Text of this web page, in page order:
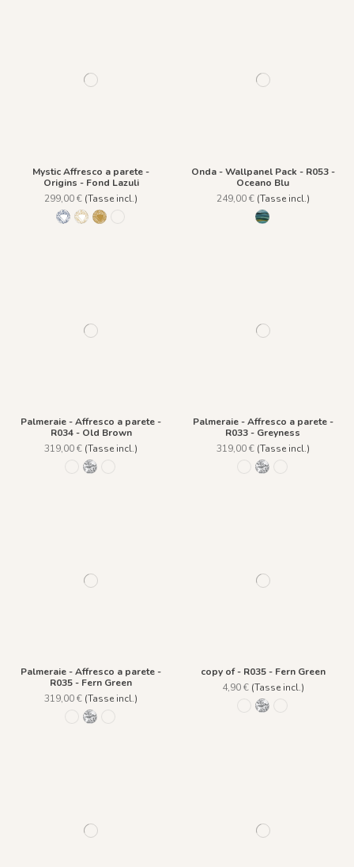
Mystic Affresco a parete -
Origins - Fond Lazuli
299,00 € (Tasse incl.)
LazuliLigne Agate
Fond Agate
Onda - Wallpanel Pack - R053 -
Oceano Blu
249,00 €(Tasse incl.)
R053 - Oceano Blu
Palmeraie - Affresco a parete -
R034 - Old Brown
319,00 € (Tasse incl.)
R035 - Fern Green
R033 - Greyness
Palmeraie - Affresco a parete -
R033 - Greyness
319,00 €(Tasse incl.)
R035 - Fern Green
R033 - Greyness
Palmeraie - Affresco a parete -
R035 - Fern Green
319,00 € (Tasse incl.)
R035 - Fern Green
R033 - Greyness
copy of - R035 - Fern Green
4,90 €(Tasse incl.)
R035 - Fern Green
R033 - Greyness